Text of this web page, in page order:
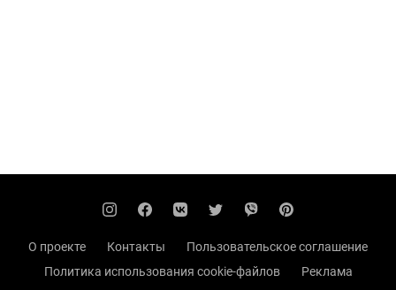
О проекте Контакты
Пользовательское соглашение
Политика использования cookie-файлов
Реклама